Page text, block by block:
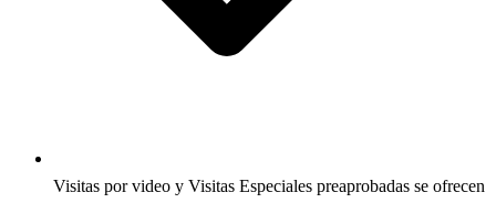
Visitas por video y Visitas Especiales preaprobadas se ofrecen